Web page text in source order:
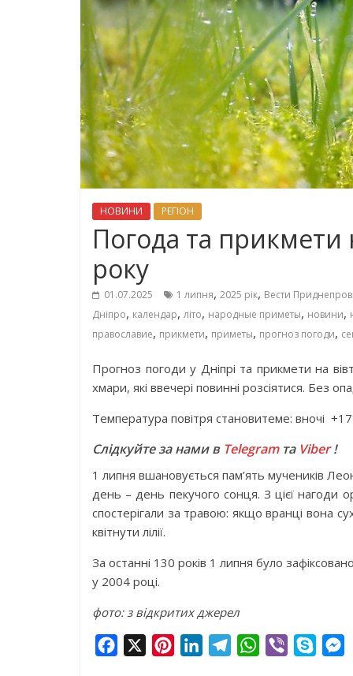
НОВИНИ РЕГІОН
Погода та прикмети
року
01.07.2025 1 липня, 2025 рік, Вести
Дніпро, календар, літо, народные приметы, новини,
православие, прикмети, приметы, прогноз погоди,
Прогноз погоди у Дніпрі та прикмети на
хмари, які ввечері повинні розсіятися. Без
Температура повітря становитеме: вночі
Слідкуйте за нами в Telegramта Viber!
1 липня вшановується пам’ять мучеників
день – день пекучого сонця. З цієї нагоди
спостерігали за травою: якщо вранці вона
квітнути лілії.
За останні 130 років 1 липня було
у 2004 році.
фото: з відкритих джерел
W